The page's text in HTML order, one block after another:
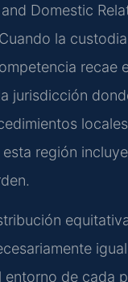
Domestic
la
recae
jurisdicción
región
entorno de cada